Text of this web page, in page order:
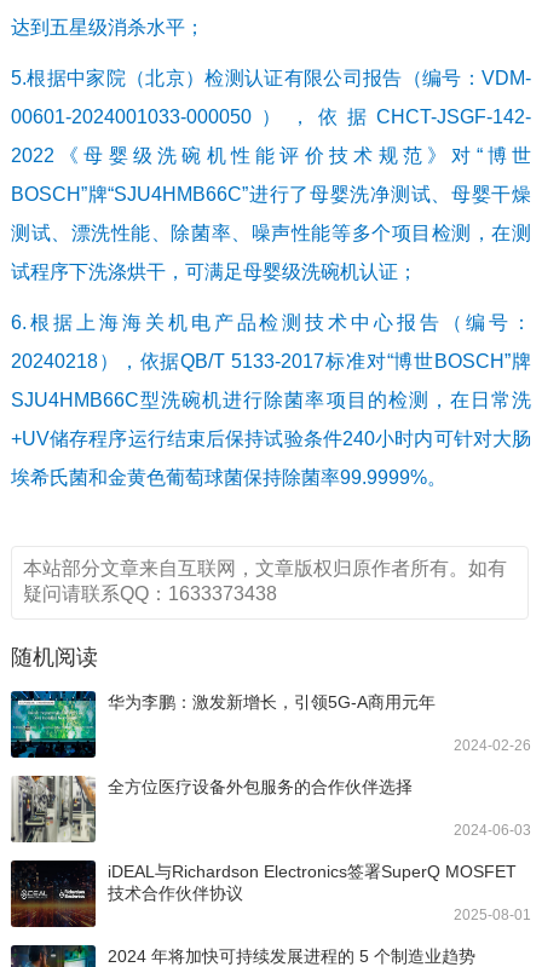
达到五星级消杀水平；
5.根据中家院（北京）检测认证有限公司报告（编号：VDM-
00601-2024001033-000050），依据CHCT-JSGF-142-
2022《母婴级洗碗机性能评价技术规范》对“博世
BOSCH”牌“SJU4HMB66C”进行了母婴洗净测试、母婴干燥
测试、漂洗性能、除菌率、噪声性能等多个项目检测，在测
试程序下洗涤烘干，可满足母婴级洗碗机认证；
6.根据上海海关机电产品检测技术中心报告（编号：
20240218），依据QB/T 5133-2017标准对“博世BOSCH”牌
SJU4HMB66C型洗碗机进行除菌率项目的检测，在日常洗
+UV储存程序运行结束后保持试验条件240小时内可针对大肠
埃希氏菌和金黄色葡萄球菌保持除菌率99.9999%。
本站部分文章来自互联网，文章版权归原作者所有。如有
疑问请联系QQ：1633373438
随机阅读
华为李鹏：激发新增长，引领5G-A商用元年
2024-02-26
全方位医疗设备外包服务的合作伙伴选择
2024-06-03
iDEAL与Richardson Electronics签署SuperQ MOSFET
技术合作伙伴协议
2025-08-01
2024 年将加快可持续发展进程的 5 个制造业趋势